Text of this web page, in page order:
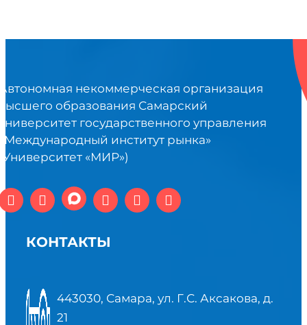
некоммерческая организация
образования Самарский
государственного управления
институт рынка»
«МИР»)
КОНТАКТЫ
443030, Самара, ул. Г.С. Аксакова, д.
21